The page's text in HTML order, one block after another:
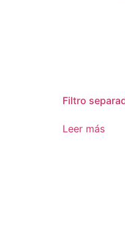
Filtro
Leer más